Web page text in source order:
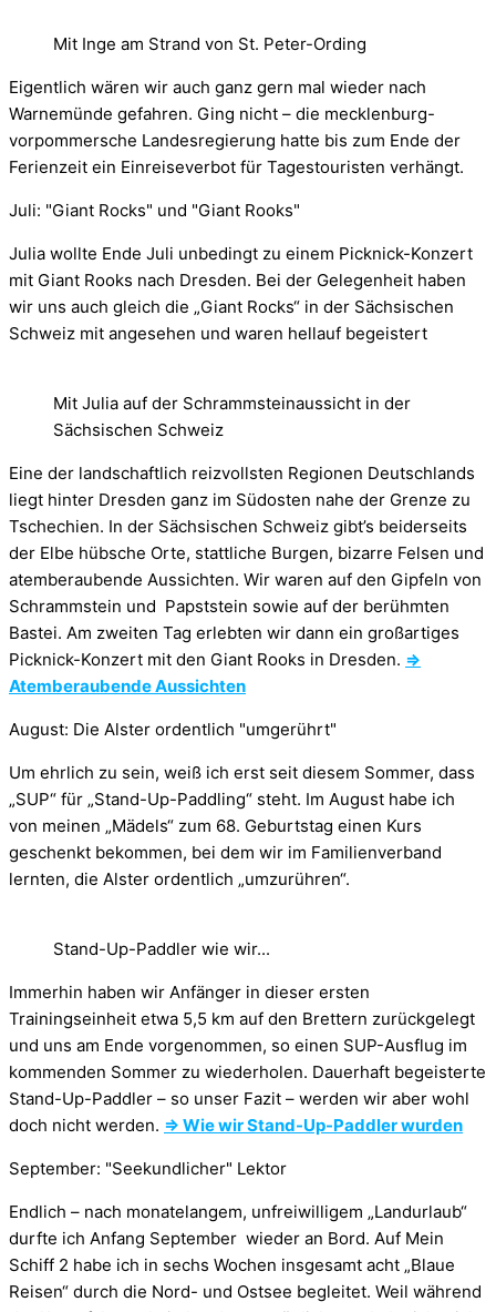
Mit Inge am Strand von St. Peter-Ording
Eigentlich wären wir auch ganz gern mal wieder nach
Warnemünde gefahren. Ging nicht – die mecklenburg-
vorpommersche Landesregierung hatte bis zum Ende der
Ferienzeit ein Einreiseverbot für Tagestouristen verhängt.
Juli: "Giant Rocks" und "Giant Rooks"
Julia wollte Ende Juli unbedingt zu einem Picknick-Konzert
mit Giant Rooks nach Dresden. Bei der Gelegenheit haben
wir uns auch gleich die „Giant Rocks“ in der Sächsischen
Schweiz mit angesehen und waren hellauf begeistert
Mit Julia auf der Schrammsteinaussicht in der
Sächsischen Schweiz
Eine der landschaftlich reizvollsten Regionen Deutschlands
liegt hinter Dresden ganz im Südosten nahe der Grenze zu
Tschechien. In der Sächsischen Schweiz gibt’s beiderseits
der Elbe hübsche Orte, stattliche Burgen, bizarre Felsen und
atemberaubende Aussichten. Wir waren auf den Gipfeln von
Schrammstein und Papststein sowie auf der berühmten
Bastei. Am zweiten Tag erlebten wir dann ein großartiges
Picknick-Konzert mit den Giant Rooks in Dresden. ⇒
Atemberaubende Aussichten
August: Die Alster ordentlich "umgerührt"
Um ehrlich zu sein, weiß ich erst seit diesem Sommer, dass
„SUP“ für „Stand-Up-Paddling“ steht. Im August habe ich
von meinen „Mädels“ zum 68. Geburtstag einen Kurs
geschenkt bekommen, bei dem wir im Familienverband
lernten, die Alster ordentlich „umzurühren“.
Stand-Up-Paddler wie wir...
Immerhin haben wir Anfänger in dieser ersten
Trainingseinheit etwa 5,5 km auf den Brettern zurückgelegt
und uns am Ende vorgenommen, so einen SUP-Ausflug im
kommenden Sommer zu wiederholen. Dauerhaft begeisterte
Stand-Up-Paddler – so unser Fazit – werden wir aber wohl
doch nicht werden. ⇒ Wie wir Stand-Up-Paddler wurden
September: "Seekundlicher" Lektor
Endlich – nach monatelangem, unfreiwilligem „Landurlaub“
durfte ich Anfang September wieder an Bord. Auf Mein
Schiff 2 habe ich in sechs Wochen insgesamt acht „Blaue
Reisen“ durch die Nord- und Ostsee begleitet. Weil während